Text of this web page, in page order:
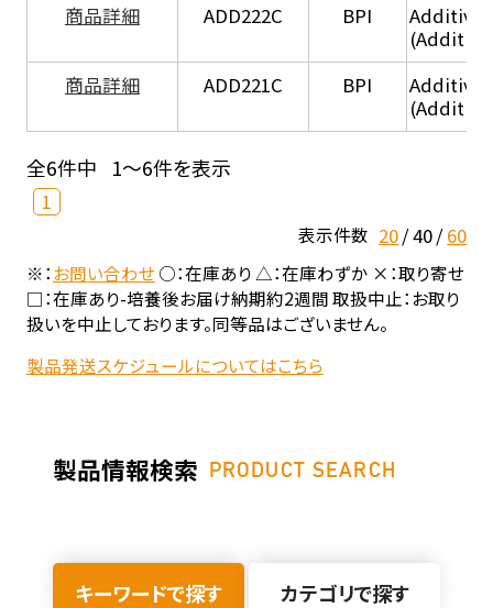
商品詳細
ADD222C BPI
商品詳細
ADD221C BPI
全6件中 1～6件を表示
1
表示件数 20 40 60
※：お問い合わせ○：在庫あり △：在庫わずか ×：取り寄せ
□：在庫あり-培養後お届け納期約2週間 取扱中止：お取り
扱いを中止しております。同等品はございません。
製品発送スケジュールについてはこちら
製品情報検索 PRODUCT SEARCH
キーワードで探す カテゴリで探す